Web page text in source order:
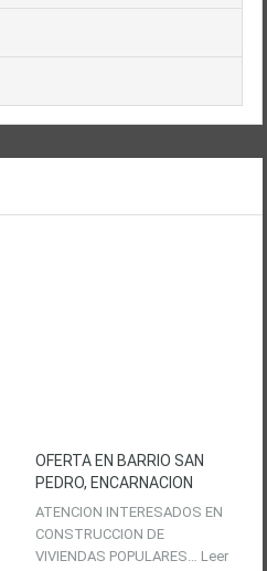
OFERTA EN BARRIO SAN
PEDRO, ENCARNACION
ATENCION INTERESADOS EN
CONSTRUCCION DE
VIVIENDAS POPULARES… Leer